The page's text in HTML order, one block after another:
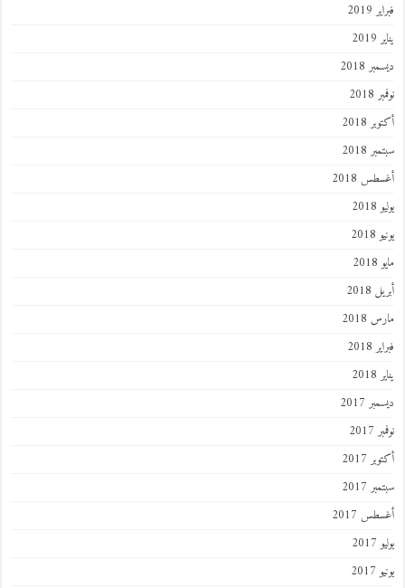
فبراير 2019
يناير 2019
ديسمبر 2018
نوفمبر 2018
أكتوبر 2018
سبتمبر 2018
أغسطس 2018
يوليو 2018
يونيو 2018
مايو 2018
أبريل 2018
مارس 2018
فبراير 2018
يناير 2018
ديسمبر 2017
نوفمبر 2017
أكتوبر 2017
سبتمبر 2017
أغسطس 2017
يوليو 2017
يونيو 2017